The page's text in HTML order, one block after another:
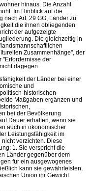
hinaus. Die Anzahl
Im Hinblick auf die
Art. 29 GG, Länder zu
die ihnen obliegenden
der aufgezeigte
Die gleichzeitig in
Zusammenhänge", der
"Erfordernisse der
dagegen.
der Länder bei einer
und
historischen
Maßgaben ergänzen und
bei der Bevölkerung
Dauer erhalten, wenn sie
auch in ökonomischer
Leistungsfähigkeit im
verzichten. Diese
1. Sie verspricht die
Länder gegenüber dem
für ein ausgewogenes
kann sie gewährleisten,
Union ihr Gewicht